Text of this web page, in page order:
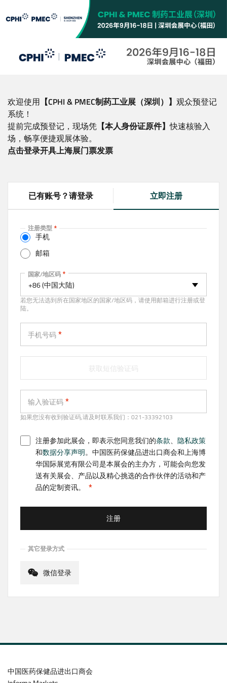
转
欢迎使用 【CPHI & PMEC制药工业展（深圳）】 观众预登记
系统！
提前完成预登记，现场凭 【本人身份证原件】快速核验入
场，畅享便捷观展体验。
点击登录开具上海展门票发票
已有账号？请登录 立即注册
(
a
b
注册类型
手机
邮箱
手机
国家/地区码
+86 (中国大陆)
若您无法选到所在国家地区的国家/地区码，请使用邮箱进行注册或登
陆。
手机号码
输入验证码
如果您没有收到验证码,请及时联系我们：021-33392103
获取短信验证码
注册参加此展会，即表示您同意我们的条款、 隐私政策
和数据分享声明。中国医药保健品进出口商会和上海博
华国际展览有限公司是本展会的主办方，可能会向您发
送有关展会、产品以及精心挑选的合作伙伴的活动和产
品的定制资讯。
注册
其它登录方式
微信登录
中国医药保健品进出口商会